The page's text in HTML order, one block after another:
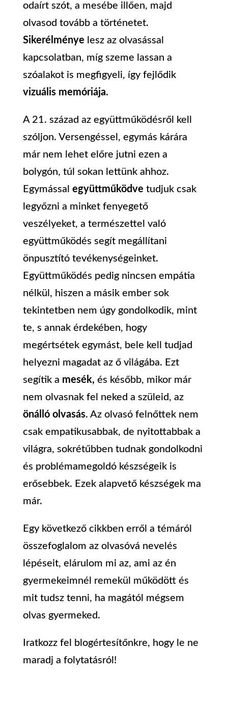
odaírt szót, a mesébe illően, majd
olvasod tovább a történetet.
Sikerélménye lesz az olvasással
kapcsolatban, míg szeme lassan a
szóalakot is megfigyeli, így fejlődik
vizuális memóriája.
A 21. század az együttműködésről kell
szóljon. Versengéssel, egymás kárára
már nem lehet előre jutni ezen a
bolygón, túl sokan lettünk ahhoz.
Egymással együttműködve tudjuk csak
legyőzni a minket fenyegető
veszélyeket, a természettel való
együttműködés segít megállítani
önpusztító tevékenységeinket.
Együttműködés pedig nincsen empátia
nélkül, hiszen a másik ember sok
tekintetben nem úgy gondolkodik, mint
te, s annak érdekében, hogy
megértsétek egymást, bele kell tudjad
helyezni magadat az ő világába. Ezt
segítik a mesék, és később, mikor már
nem olvasnak fel neked a szüleid, az
önálló olvasás. Az olvasó felnőttek nem
csak empatikusabbak, de nyitottabbak a
világra, sokrétűbben tudnak gondolkodni
és problémamegoldó készségeik is
erősebbek. Ezek alapvető készségek ma
már.
Egy következő cikkben erről a témáról
összefoglalom az olvasóvá nevelés
lépéseit, elárulom mi az, ami az én
gyermekeimnél remekül működött és
mit tudsz tenni, ha magától mégsem
olvas gyermeked.
Iratkozz fel blogértesítőnkre, hogy le ne
maradj a folytatásról!